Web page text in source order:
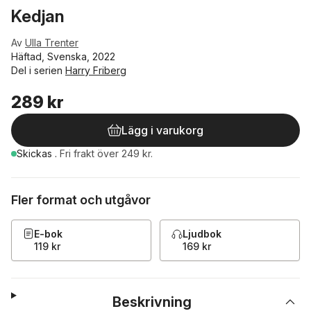
Kedjan
Av Ulla Trenter
Häftad, Svenska, 2022
Del i serien Harry Friberg
289 kr
Lägg i varukorg
Skickas . Fri frakt över 249 kr.
Fler format och utgåvor
E-bok
119 kr
Ljudbok
169 kr
Beskrivning